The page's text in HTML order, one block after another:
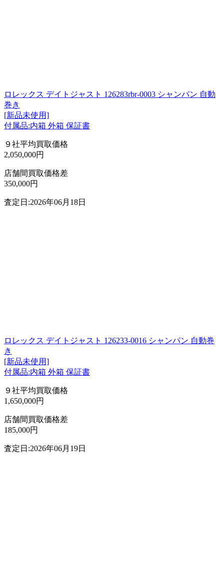
ロレックス デイトジャスト 126283rbr-0003 シャンパン 自動
巻き
[新品未使用]
付属品:内箱 外箱 保証書
９社平均買取価格
2,050,000円
店舗間買取価格差
350,000円
査定日:2026年06月18日
ロレックス デイトジャスト 126233-0016 シャンパン 自動巻
き
[新品未使用]
付属品:内箱 外箱 保証書
９社平均買取価格
1,650,000円
店舗間買取価格差
185,000円
査定日:2026年06月19日